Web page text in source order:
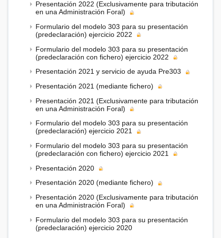
Presentación 2022 (Exclusivamente para tributación
en una Administración Foral)
Formulario del modelo 303 para su presentación
(predeclaración) ejercicio 2022
Formulario del modelo 303 para su presentación
(predeclaración con fichero) ejercicio 2022
Presentación 2021 y servicio de ayuda Pre303
Presentación 2021 (mediante fichero)
Presentación 2021 (Exclusivamente para tributación
en una Administración Foral)
Formulario del modelo 303 para su presentación
(predeclaración) ejercicio 2021
Formulario del modelo 303 para su presentación
(predeclaración con fichero) ejercicio 2021
Presentación 2020
Presentación 2020 (mediante fichero)
Presentación 2020 (Exclusivamente para tributación
en una Administración Foral)
Formulario del modelo 303 para su presentación
(predeclaración) ejercicio 2020